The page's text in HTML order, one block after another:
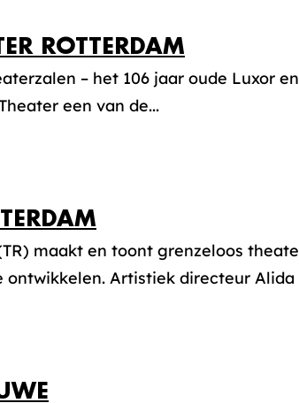
ROTTERDAM
– het 106 jaar oude Luxor
een van de...
maakt en toont grenzeloos
ontwikkelen. Artistiek directeur Alida